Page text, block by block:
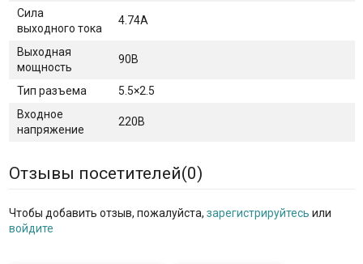
Сила
выходного тока
4.74A
Выходная
мощность
90В
Тип разъема
5.5×2.5
Входное
напряжение
220В
Отзывы посетителей(0)
Чтобы добавить отзыв, пожалуйста, зарегистрируйтесь или
войдите